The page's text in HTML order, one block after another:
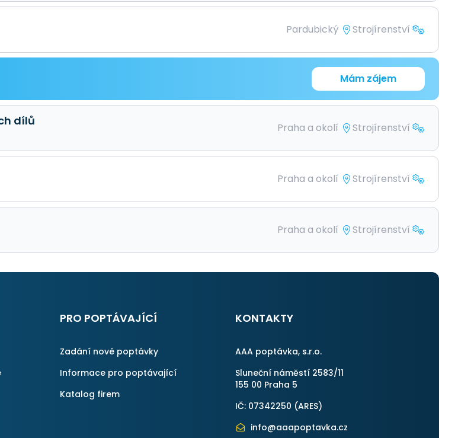
Pardubický Strojírenství
Mám zájem
dílů Praha a okolí Strojírenství
Praha a okolí Strojírenství
Praha a okolí Strojírenství
PRO POPTÁVAJÍCÍ
Zadání nové poptávky
Informace pro poptávající
Katalog firem
KONTAKTY
AAA poptávka, s.r.o.
Sluneční náměstí 2583/11
155 00 Praha 5
IČ: 07342250 (ARES)
info@aaapoptavka.cz